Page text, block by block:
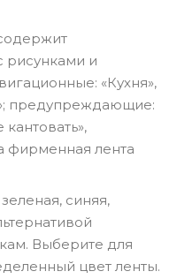
рисунками и
«Кухня»,
предупреждающие:
фирменная лента
синяя,
Выберите для
цвет ленты.